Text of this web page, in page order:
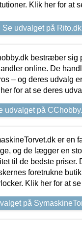
Klik her for at
Se udvalget på Rito.dk
bestræber sig
online. De
– og deres udvalg
for at se deres
udvalget på
er en
og de lægger en
til de bedste
foretrukne
Klik her for at
på